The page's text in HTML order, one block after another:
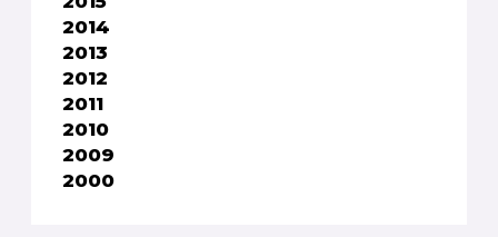
2014
2013
2012
2011
2010
2009
2000